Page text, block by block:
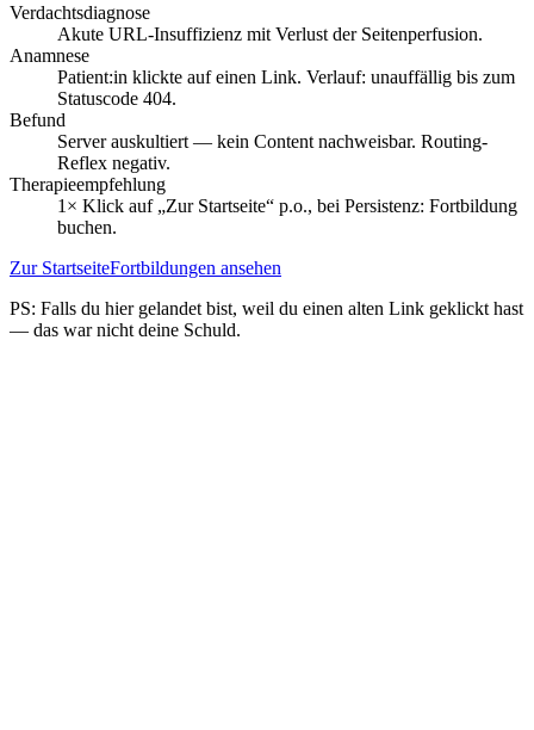
Verdachtsdiagnose
Akute URL-Insuffizienz mit Verlust der Seitenperfusion.
Anamnese
Patient:in klickte auf einen Link. Verlauf: unauffällig bis zum
Statuscode 404.
Befund
Server auskultiert — kein Content nachweisbar. Routing-
Reflex negativ.
Therapieempfehlung
1× Klick auf „Zur Startseite“ p.o., bei Persistenz: Fortbildung
buchen.
Zur StartseiteFortbildungen ansehen
PS: Falls du hier gelandet bist, weil du einen alten Link geklickt hast
— das war nicht deine Schuld.